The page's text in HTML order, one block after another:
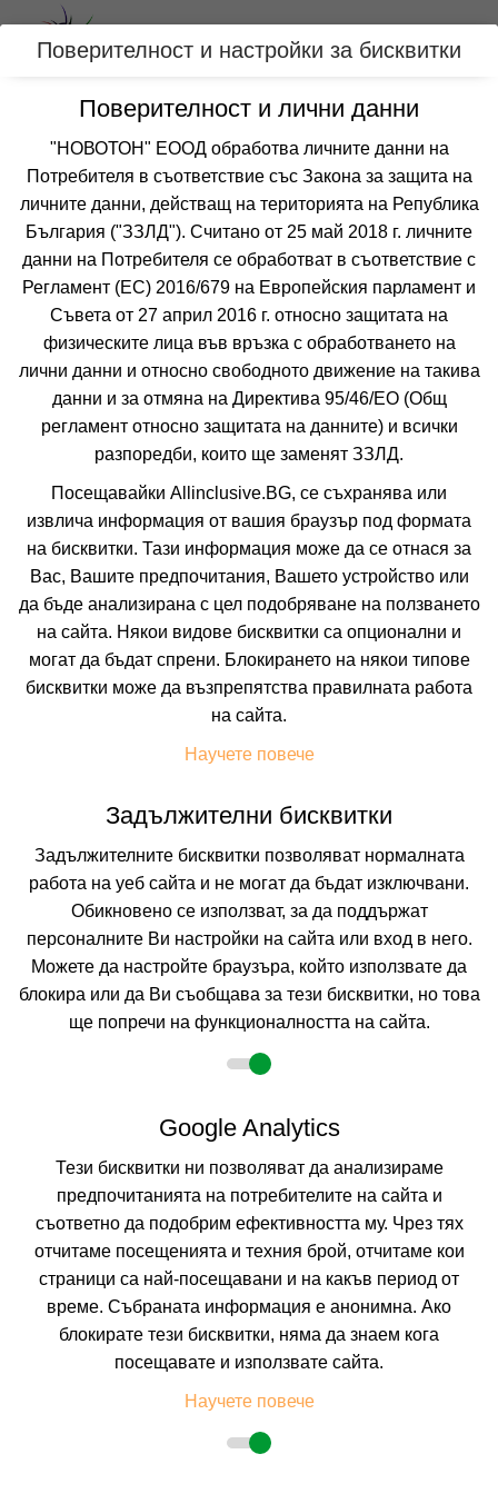
Вход
Категории
Хотел ОРБИЛУКС
БАНСКО
Отзиви от клиенти за хотел ОРБИЛУКС
все още няма мнения за този хотел
❮ ❯
УДОБСТВА В ХОТЕЛА FAQ ЗА ХОТЕЛА
Собствен
11.08.2026 5 нощувки
Настаняване
2 възрастни
Описание
АпартхотелОРБИЛУКС ***Банско
Курорт: Банско
Местоположение:
Апартхотел Орбилукс се намира на 1,5 км от
центъра на Банско и на 800 м от първата станция на ски лифта, до
която се организира трансфер.
Построен през 2008 г., Апартхотел Орбилукс е един от
най-модерните хотели в Банско, предлагащ добри условия за почивка,
семейна ваканция, както и за незабравими ски преживявания.
Хотелът е пететажна сграда, разполага с два асансьора и предлага
настаняване в студиа, апартаменти с една спалня и апартаменти с две
спални. Всички помещения са с централно отопление и разполагат с
Поверителност и настройки за бисквитки
Поверителност и лични данни
"НОВОТОН" ЕООД обработва личните данни на
Потребителя в съответствие със Закона за защита на
личните данни, действащ на територията на Република
България ("ЗЗЛД"). Считано от 25 май 2018 г. личните
данни на Потребителя се обработват в съответствие с
Регламент (ЕС) 2016/679 на Европейския парламент и
Съвета от 27 април 2016 г. относно защитата на
физическите лица във връзка с обработването на
лични данни и относно свободното движение на такива
данни и за отмяна на Директива 95/46/EО (Общ
регламент относно защитата на данните) и всички
разпоредби, които ще заменят ЗЗЛД.
Посещавайки Allinclusive.BG, се съхранява или
извлича информация от вашия браузър под формата
на бисквитки. Тази информация може да се отнася за
Вас, Вашите предпочитания, Вашето устройство или
да бъде анализирана с цел подобряване на ползването
на сайта. Някои видове бисквитки са опционални и
могат да бъдат спрени. Блокирането на някои типове
бисквитки може да възпрепятства правилната работа
на сайта.
Научете повече
Задължителни бисквитки
Задължителните бисквитки позволяват нормалната
работа на уеб сайта и не могат да бъдат изключвани.
Обикновено се използват, за да поддържат
персоналните Ви настройки на сайта или вход в него.
Можете да настройте браузъра, който използвате да
блокира или да Ви съобщава за тези бисквитки, но това
ще попречи на функционалността на сайта.
Google Analytics
Тези бисквитки ни позволяват да анализираме
предпочитанията на потребителите на сайта и
съответно да подобрим ефективността му. Чрез тях
отчитаме посещенията и техния брой, отчитаме кои
страници са най-посещавани и на какъв период от
време. Събраната информация е анонимна. Ако
блокирате тези бисквитки, няма да знаем кога
посещавате и използвате сайта.
Научете повече